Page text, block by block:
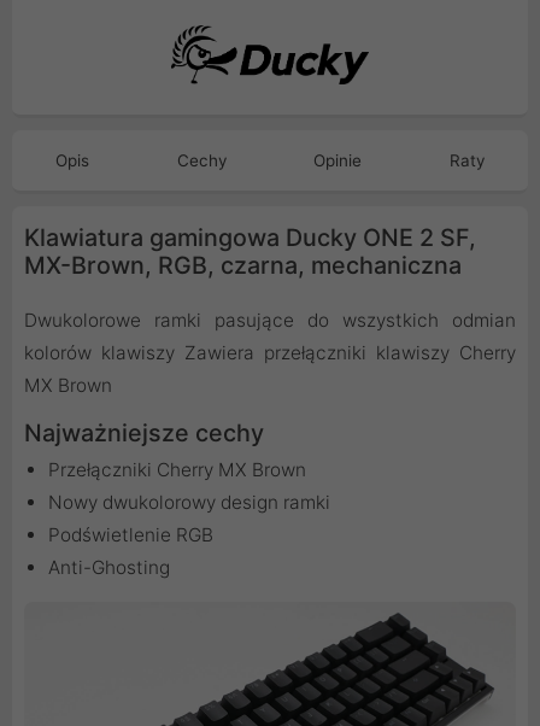
Opis Cechy Opinie Raty
Klawiatura gamingowa Ducky ONE 2 SF,
MX-Brown, RGB, czarna, mechaniczna
Dwukolorowe ramki pasujące do wszystkich odmian
kolorów klawiszy Zawiera przełączniki klawiszy Cherry
MX Brown
Najważniejsze cechy
Przełączniki Cherry MX Brown
Nowy dwukolorowy design ramki
Podświetlenie RGB
Anti-Ghosting